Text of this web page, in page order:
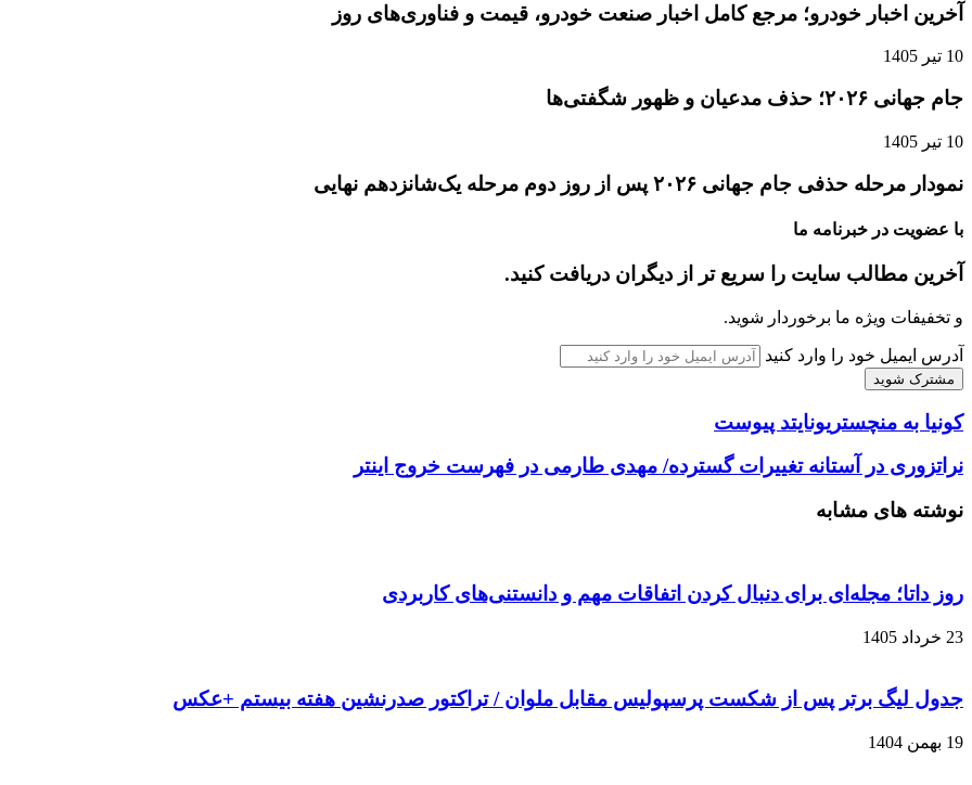
آخرین اخبار خودرو؛ مرجع کامل اخبار صنعت خودرو، قیمت و فناوری‌های روز
10 تیر 1405
جام جهانی ۲۰۲۶؛ حذف مدعیان و ظهور شگفتی‌ها
10 تیر 1405
نمودار مرحله حذفی جام جهانی ۲۰۲۶ پس از روز دوم مرحله یک‌شانزدهم نهایی
با عضویت در خبرنامه ما
آخرین مطالب سایت را سریع تر از دیگران دریافت کنید.
و تخفیفات ویژه ما برخوردار شوید.
آدرس ایمیل خود را وارد کنید
کونیا به منچستریونایتد پیوست
نراتزوری در آستانه تغییرات گسترده/ مهدی طارمی در فهرست خروج اینتر
نوشته های مشابه
روز داتا؛ مجله‌ای برای دنبال کردن اتفاقات مهم و دانستنی‌های کاربردی
23 خرداد 1405
جدول لیگ برتر پس از شکست پرسپولیس مقابل ملوان / تراکتور صدرنشین هفته بیستم +عکس
19 بهمن 1404